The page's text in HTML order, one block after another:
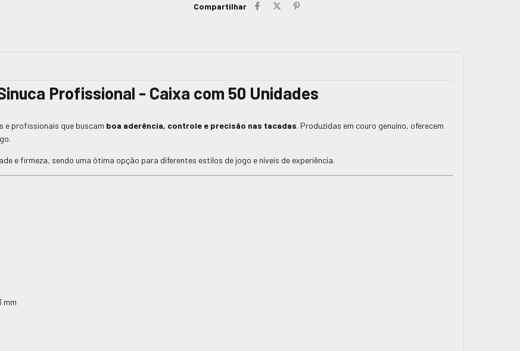
Compartilhar
Profissional - Caixa com 50 Unidades
e profissionais que buscam boa aderência, controle e precisão nas tacadas. Produzidas em couro genuíno, oferecem
e firmeza, sendo uma ótima opção para diferentes estilos de jogo e níveis de experiência.
mm